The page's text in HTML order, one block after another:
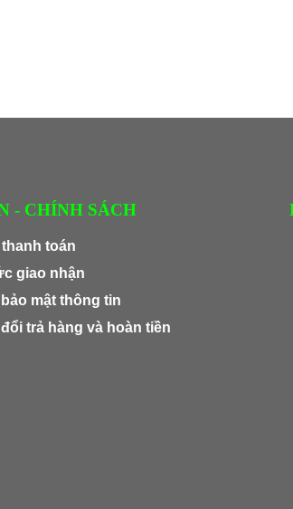
- CHÍNH SÁCH
toán
giao nhận
mật thông tin
trả hàng và hoàn tiền